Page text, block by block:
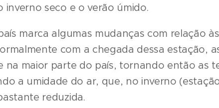
inverno seco e o verão úmido.
marca algumas mudanças com relação
com a chegada dessa estação,
na maior parte do país, tornando então as
a umidade do ar, que, no inverno
reduzida.